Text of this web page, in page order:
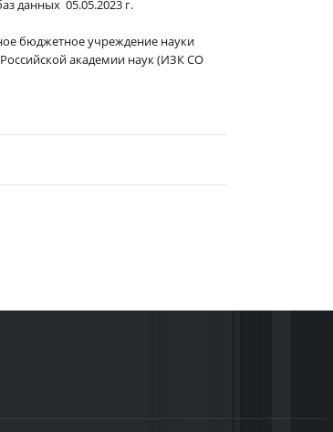
данных 05.05.2023 г.
бюджетное учреждение науки
академии наук (ИЗК СО